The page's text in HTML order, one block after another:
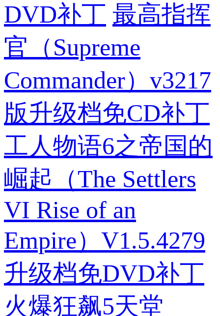
DVD补丁 最高指挥
官（Supreme
Commander）v3217
版升级档免CD补丁
工人物语6之帝国的
崛起（The Settlers
VI Rise of an
Empire）V1.5.4279
升级档免DVD补丁
火爆狂飙5天堂